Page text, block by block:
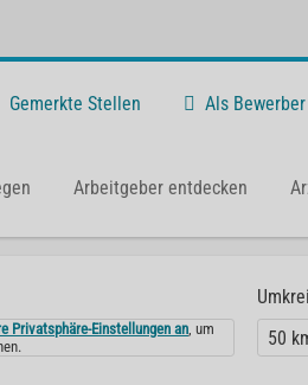
Gemerkte Stellen Als
Arbeitgeber entdecken
Privatsphäre-Einstellungen an, um
50